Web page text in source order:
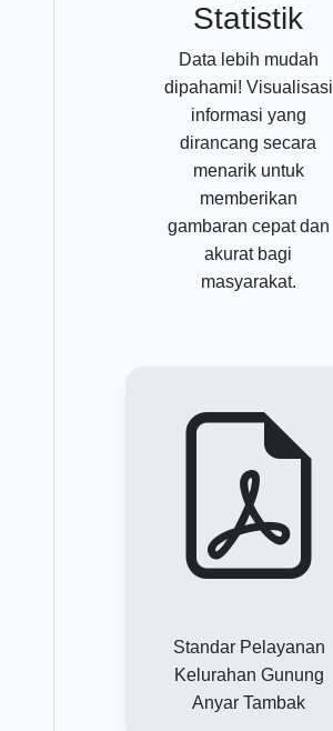
Statistik
Data lebih mudah
dipahami! Visualisasi
informasi yang
dirancang secara
menarik untuk
memberikan
gambaran cepat dan
akurat bagi
masyarakat.
Standar Pelayanan
Kelurahan Gunung
Anyar Tambak